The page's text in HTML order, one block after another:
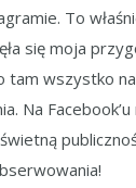
To
się moja
tam wszystko
Na Facebook’u